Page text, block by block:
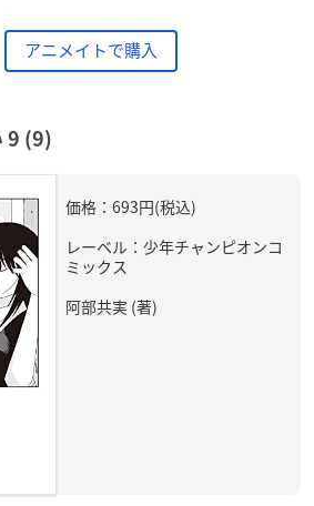
アニメイトで購入
9 (9)
価格：693円(税込)
レーベル：少年チャンピオンコ
ミックス
阿部共実 (著)